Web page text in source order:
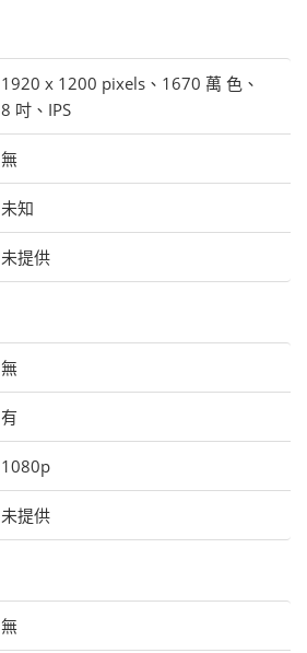
1920 x 1200 pixels、1670 萬 色、
8 吋、IPS
無
未知
未提供
無
有
1080p
未提供
無